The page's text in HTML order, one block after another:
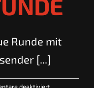
Runde mit
[...]
deaktiviertfür